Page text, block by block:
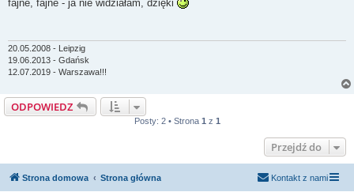
t
fajne, fajne - ja nie widziałam, dzięki
20.05.2008 - Leipzig
19.06.2013 - Gdańsk
12.07.2019 - Warszawa!!!
ODPOWIEDZ
Posty: 2 • Strona 1z 1
Przejdź do
Strona domowa Strona główna Kontakt z nami